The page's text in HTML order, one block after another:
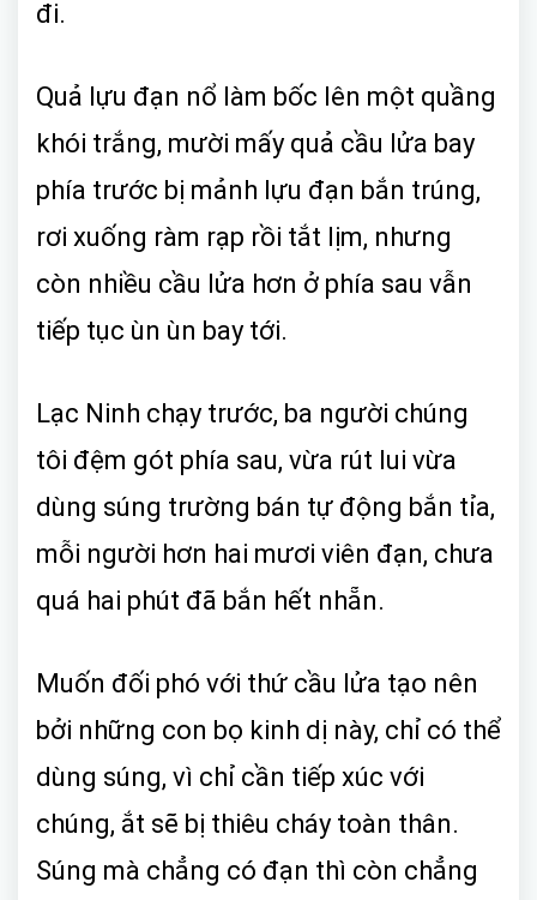
đi.
Quả lựu đạn nổ làm bốc lên một quầng
khói trắng, mười mấy quả cầu lửa bay
phía trước bị mảnh lựu đạn bắn trúng,
rơi xuống ràm rạp rồi tắt lịm, nhưng
còn nhiều cầu lửa hơn ở phía sau vẫn
tiếp tục ùn ùn bay tới.
Lạc Ninh chạy trước, ba người chúng
tôi đệm gót phía sau, vừa rút lui vừa
dùng súng trường bán tự động bắn tỉa,
mỗi người hơn hai mươi viên đạn, chưa
quá hai phút đã bắn hết nhẵn.
Muốn đối phó với thứ cầu lửa tạo nên
bởi những con bọ kinh dị này, chỉ có thể
dùng súng, vì chỉ cần tiếp xúc với
chúng, ắt sẽ bị thiêu cháy toàn thân.
Súng mà chẳng có đạn thì còn chẳng